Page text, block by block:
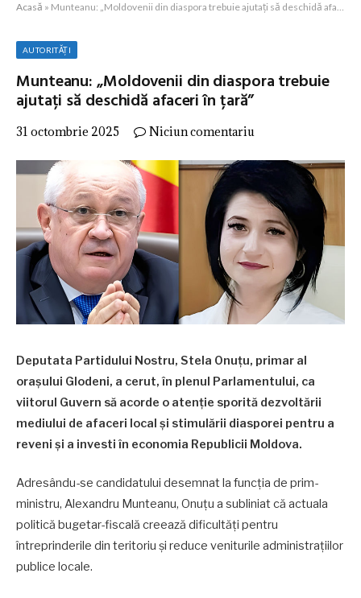
Acasă » Munteanu: „Moldovenii din diaspora trebuie ajutați să deschidă afaceri în țară”
AUTORITĂȚI
Munteanu: „Moldovenii din diaspora trebuie
ajutați să deschidă afaceri în țară”
31 octombrie 2025 Niciun comentariu
Deputata Partidului Nostru, Stela Onuțu, primar al
orașului Glodeni, a cerut, în plenul Parlamentului, ca
viitorul Guvern să acorde o atenție sporită dezvoltării
mediului de afaceri local și stimulării diasporei pentru a
reveni și a investi în economia Republicii Moldova.
Adresându-se candidatului desemnat la funcția de prim-
ministru, Alexandru Munteanu, Onuțu a subliniat că actuala
politică bugetar-fiscală creează dificultăți pentru
întreprinderile din teritoriu și reduce veniturile administrațiilor
publice locale.